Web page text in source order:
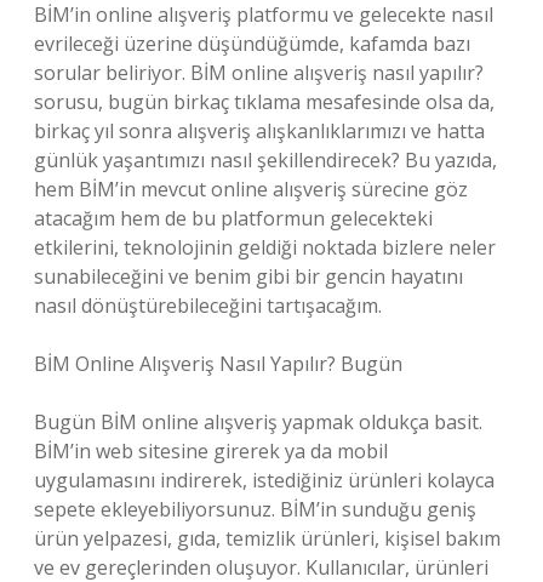
BİM’in online alışveriş platformu ve gelecekte nasıl
evrileceği üzerine düşündüğümde, kafamda bazı
sorular beliriyor. BİM online alışveriş nasıl yapılır?
sorusu, bugün birkaç tıklama mesafesinde olsa da,
birkaç yıl sonra alışveriş alışkanlıklarımızı ve hatta
günlük yaşantımızı nasıl şekillendirecek? Bu yazıda,
hem BİM’in mevcut online alışveriş sürecine göz
atacağım hem de bu platformun gelecekteki
etkilerini, teknolojinin geldiği noktada bizlere neler
sunabileceğini ve benim gibi bir gencin hayatını
nasıl dönüştürebileceğini tartışacağım.
BİM Online Alışveriş Nasıl Yapılır? Bugün
Bugün BİM online alışveriş yapmak oldukça basit.
BİM’in web sitesine girerek ya da mobil
uygulamasını indirerek, istediğiniz ürünleri kolayca
sepete ekleyebiliyorsunuz. BİM’in sunduğu geniş
ürün yelpazesi, gıda, temizlik ürünleri, kişisel bakım
ve ev gereçlerinden oluşuyor. Kullanıcılar, ürünleri